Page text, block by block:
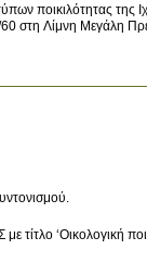
ποικιλότητας της
στη Λίμνη Μεγάλη
τίτλο ‘Οικολογική